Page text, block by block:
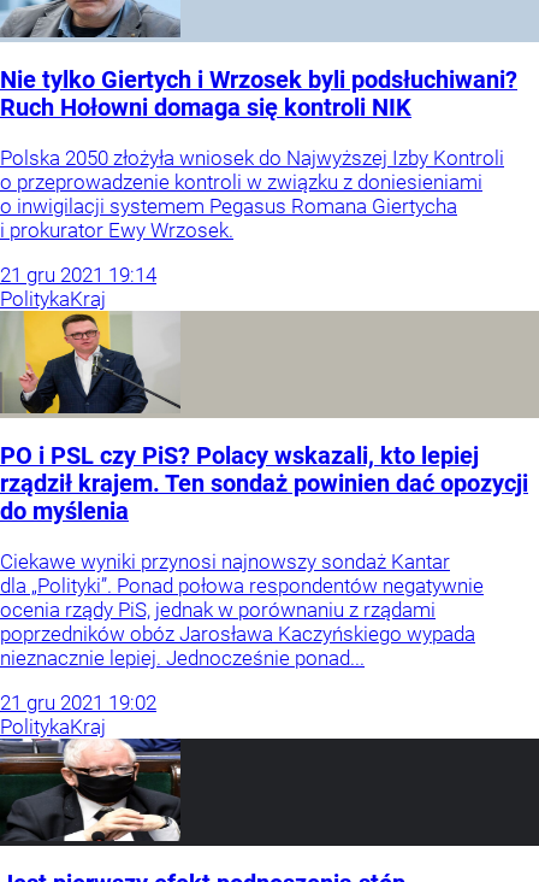
Nie tylko Giertych i Wrzosek byli podsłuchiwani?
Ruch Hołowni domaga się kontroli NIK
Polska 2050 złożyła wniosek do Najwyższej Izby Kontroli
o przeprowadzenie kontroli w związku z doniesieniami
o inwigilacji systemem Pegasus Romana Giertycha
i prokurator Ewy Wrzosek.
21 gru 2021 19:14
PolitykaKraj
PO i PSL czy PiS? Polacy wskazali, kto lepiej
rządził krajem. Ten sondaż powinien dać opozycji
do myślenia
Ciekawe wyniki przynosi najnowszy sondaż Kantar
dla „Polityki”. Ponad połowa respondentów negatywnie
ocenia rządy PiS, jednak w porównaniu z rządami
poprzedników obóz Jarosława Kaczyńskiego wypada
nieznacznie lepiej. Jednocześnie ponad...
21 gru 2021 19:02
PolitykaKraj